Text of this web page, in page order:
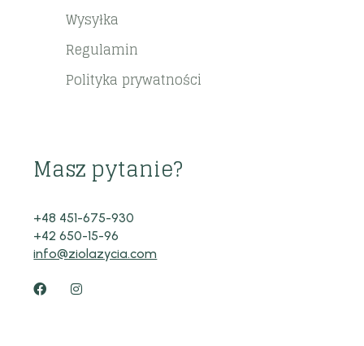
Wysyłka
Regulamin
Polityka prywatności
Masz pytanie?
+48 451-675-930
+42 650-15-96
info@ziolazycia.com